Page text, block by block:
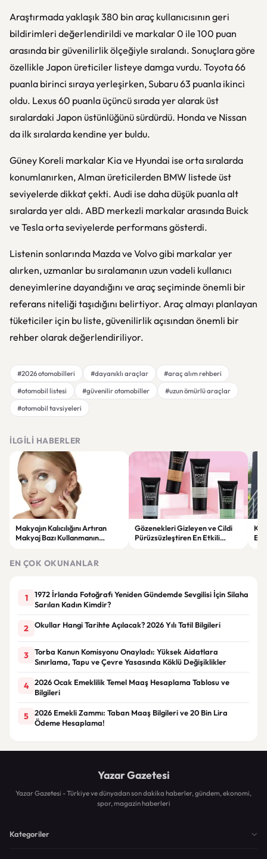
Araştırmada yaklaşık 380 bin araç kullanıcısının geri
bildirimleri değerlendirildi ve markalar 0 ile 100 puan
arasında bir güvenilirlik ölçeğiyle sıralandı. Sonuçlara göre
özellikle Japon üreticiler listeye damga vurdu. Toyota 66
puanla birinci sıraya yerleşirken, Subaru 63 puanla ikinci
oldu. Lexus 60 puanla üçüncü sırada yer alarak üst
sıralardaki Japon üstünlüğünü sürdürdü. Honda ve Nissan
da ilk sıralarda kendine yer buldu.
Güney Koreli markalar Kia ve Hyundai ise orta sıralarda
konumlanırken, Alman üreticilerden BMW listede üst
seviyelerde dikkat çekti. Audi ise daha düşük puanla alt
sıralarda yer aldı. ABD merkezli markalar arasında Buick
ve Tesla orta seviyelerde performans gösterdi.
Listenin sonlarında Mazda ve Volvo gibi markalar yer
alırken, uzmanlar bu sıralamanın uzun vadeli kullanıcı
deneyimlerine dayandığını ve araç seçiminde önemli bir
referans niteliği taşıdığını belirtiyor. Araç almayı planlayan
tüketiciler için bu liste, güvenilirlik açısından önemli bir
rehber olarak değerlendiriliyor.
#2026 otomobilleri #dayanıklı araçlar
#araç alım rehberi
#otomobil listesi
#güvenilir otomobiller
#uzun ömürlü araçlar
#otomobil tavsiyeleri
İLGILI HABERLER
Makyajın Kalıcılığını Artıran
Makyaj Bazı Kullanmanın
Gözenekleri Gizleyen ve Cildi
Pürüzsüzleştiren En Etkili
EN ÇOK OKUNANLAR
1
1972 İrlanda Fotoğrafı Yeniden Gündemde Sevgilisi İçin Silaha
Sarılan Kadın Kimdir?
2 Okullar Hangi Tarihte Açılacak? 2026 Yılı Tatil Bilgileri
3
Torba Kanun Komisyonu Onayladı: Yüksek Aidatlara
Sınırlama, Tapu ve Çevre Yasasında Köklü Değişiklikler
4
2026 Ocak Emeklilik Temel Maaş Hesaplama Tablosu ve
Bilgileri
5
2026 Emekli Zammı: Taban Maaş Bilgileri ve 20 Bin Lira
Ödeme Hesaplama!
Yazar Gazetesi
Yazar Gazetesi - Türkiye ve dünyadan son dakika haberler, gündem, ekonomi,
spor, magazin haberleri
Kategoriler